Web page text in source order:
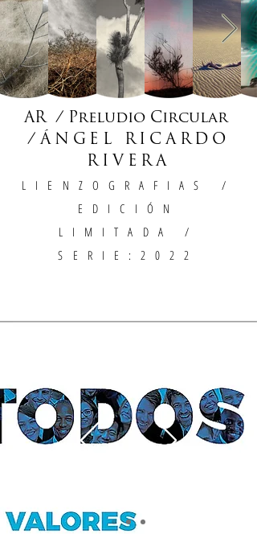
AR / Preludio Circular
/ÁNGEL RICARDO
RIVERA
LIENZOGRAFIAS
/
EDICIÓN
LIMITADA /
SERIE:2022